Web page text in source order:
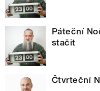
Páteční
stačit
Čtvrteční